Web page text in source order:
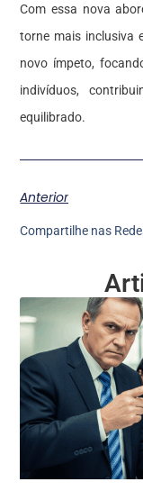
Com essa nova
torne mais inclusiva
novo ímpeto,
indivíduos,
equilibrado.
Anterior
Compartilhe nas